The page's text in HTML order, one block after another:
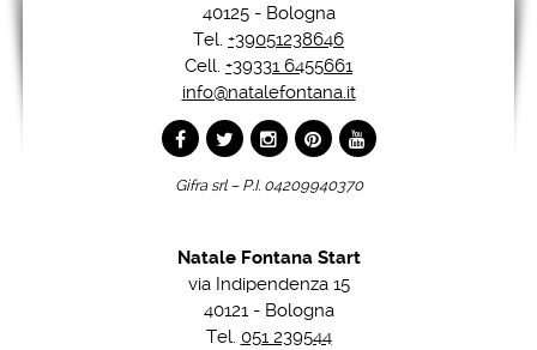
40125 - Bologna
Tel. +39051238646
Cell. +39331 6455661
info@natalefontana.it
Gifra srl – P.I. 04209940370
Natale Fontana Start
via Indipendenza 15
40121 - Bologna
Tel. 051 239544